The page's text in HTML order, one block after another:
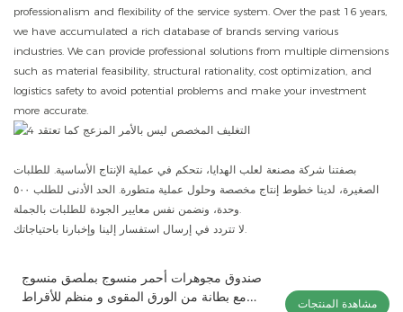
professionalism and flexibility of the service system. Over the past 16 years,
we have accumulated a rich database of brands serving various
industries. We can provide professional solutions from multiple dimensions
such as material feasibility, structural rationality, cost optimization, and
logistics safety to avoid potential problems and make your investment
more accurate.
بصفتنا شركة مصنعة لعلب الهدايا، نتحكم في عملية الإنتاج الأساسية. للطلبات
الصغيرة، لدينا خطوط إنتاج مخصصة وحلول عملية متطورة. الحد الأدنى للطلب ٥٠٠
وحدة، ونضمن نفس معايير الجودة للطلبات بالجملة.
لا تتردد في إرسال استفسار إلينا وإخبارنا باحتياجاتك.
صندوق مجوهرات أحمر منسوج بملصق منسوج
مع بطانة من الورق المقوى و منظم للأقراط
مشاهدة المنتجات